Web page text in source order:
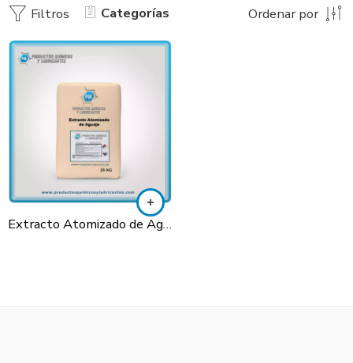
Filtros Categorías Ordenar por
Extracto Atomizado de Aguaje